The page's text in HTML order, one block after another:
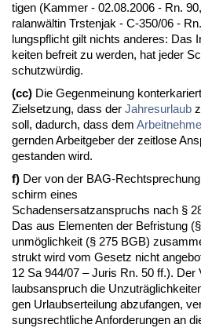
ti­gen (Kam­mer - 02.08.2006 - Rn.
ral­anwältin Trs­ten­jak - C-350/06 -
lungs­pflicht gilt nichts an­de­res: Das
kei­ten be­freit zu wer­den, hat je­der
schutzwürdig.
(cc) Die Ge­gen­mei­nung
Ziel­set­zung, dass der Jah­res­ur­laub
soll, da­durch, dass dem
gern­den Ar­beit­ge­ber der zeit­lo­se
ge­stan­den wird.
f) Der von der BAG-
schirm ei­nes
Scha­dens­er­satz­an­spruchs nach §
Das aus Ele­men­ten der Be­fris­tung
unmöglich­keit (§ 275 BGB)
strukt wird vom Ge­setz nicht
12 Sa 944/07 – Ju­ris Rn. 50 ff.).
laubs­an­spruch die
gen Ur­laubser­tei­lung ab­zu­fan­gen,
sungs­recht­li­che An­for­de­run­gen an